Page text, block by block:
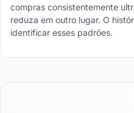
compras consistentemente
reduza em outro lugar. O
identificar esses padrões.